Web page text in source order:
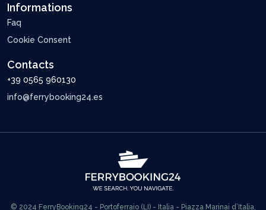
Informations
Faq
Cookie Consent
Contacts
+39 0565 960130
info@ferrybooking24.es
© 2024 FerryBooking24 - Portoferraio (LI) - Italia - Piazza Marinai d’Italia,